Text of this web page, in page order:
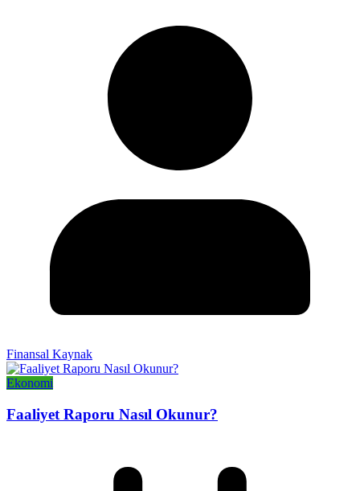
Finansal Kaynak
Ekonomi
Faaliyet Raporu Nasıl Okunur?